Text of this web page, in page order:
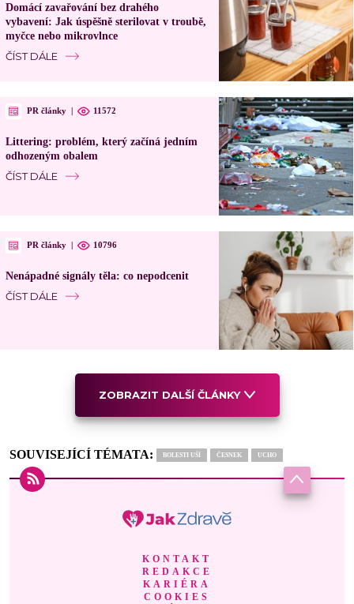
Domácí zavařování bez drahého
vybavení: Jak úspěšně sterilovat v troubě,
myčce nebo mikrovlnce
ČÍST DÁLE
PR články | 11572
Littering: problém, který začíná jedním
odhozeným obalem
ČÍST DÁLE
PR články | 10796
Nenápadné signály těla: co nepodcenit
ČÍST DÁLE
ZOBRAZIT DALŠÍ ČLÁNKY
SOUVISEJÍCÍ TÉMATA: BOLESTI UŠÍ ČESNEK UCHO
KONTAKT
REDAKCE
KARIÉRA
COOKIES